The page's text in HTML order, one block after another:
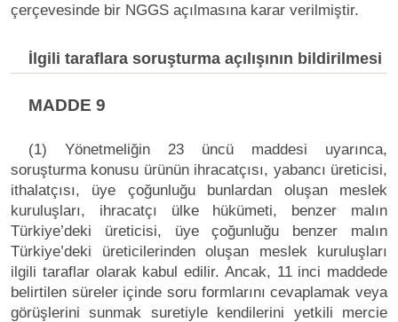
çerçevesinde bir NGGS açılmasına karar verilmiştir.
İlgili taraflara soruşturma açılışının bildirilmesi
MADDE 9
(1) Yönetmeliğin 23 üncü maddesi uyarınca,
soruşturma konusu ürünün ihracatçısı, yabancı üreticisi,
ithalatçısı, üye çoğunluğu bunlardan oluşan meslek
kuruluşları, ihracatçı ülke hükümeti, benzer malın
Türkiye’deki üreticisi, üye çoğunluğu benzer malın
Türkiye’deki üreticilerinden oluşan meslek kuruluşları
ilgili taraflar olarak kabul edilir. Ancak, 11 inci maddede
belirtilen süreler içinde soru formlarını cevaplamak veya
görüşlerini sunmak suretiyle kendilerini yetkili mercie